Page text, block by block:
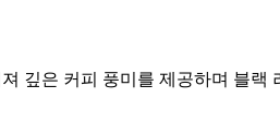
깊은 커피 풍미를 제공하며 블